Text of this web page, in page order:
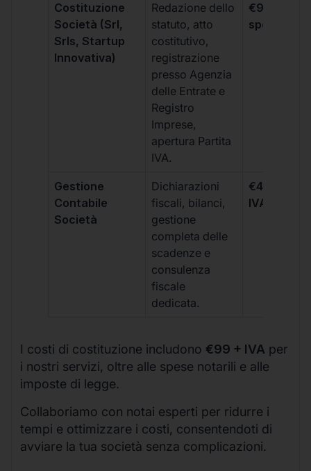
Costituzione
Società (Srl,
Srls, Startup
Innovativa)
Redazione dello
statuto, atto
costitutivo,
registrazione
presso Agenzia
delle Entrate e
Registro
Imprese,
apertura Partita
IVA.
€99 + IVA
spese
Gestione
Contabile
Società
Dichiarazioni
fiscali, bilanci,
gestione
completa delle
scadenze e
consulenza
fiscale
dedicata.
€499 +
IVA/
I costi di costituzione includono €99 + IVA per
i nostri servizi, oltre alle spese notarili e alle
imposte di legge.
Collaboriamo con notai esperti per ridurre i
tempi e ottimizzare i costi, consentendoti di
avviare la tua società senza complicazioni.